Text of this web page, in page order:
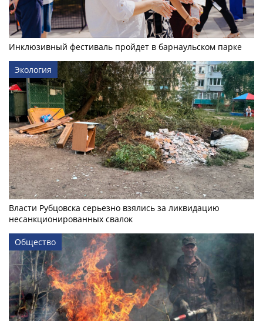
Инклюзивный фестиваль пройдет в барнаульском парке
Экология
Власти Рубцовска серьезно взялись за ликвидацию
несанкционированных свалок
Общество